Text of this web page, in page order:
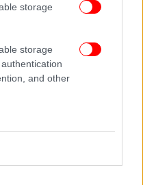
storage
storage
and other